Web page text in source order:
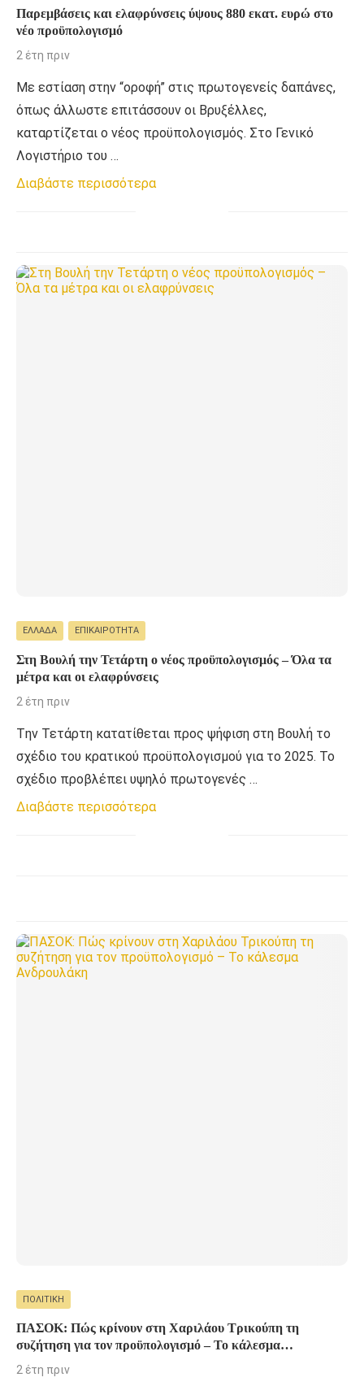
Παρεμβάσεις και ελαφρύνσεις ύψους 880 εκατ. ευρώ στο
νέο προϋπολογισμό
2 έτη πριν
Με εστίαση στην “οροφή” στις πρωτογενείς δαπάνες,
όπως άλλωστε επιτάσσουν οι Βρυξέλλες,
καταρτίζεται ο νέος προϋπολογισμός. Στο Γενικό
Λογιστήριο του …
Διαβάστε περισσότερα
ΕΛΛΆΔΑ ΕΠΙΚΑΙΡΌΤΗΤΑ
Στη Βουλή την Τετάρτη ο νέος προϋπολογισμός – Όλα τα
μέτρα και οι ελαφρύνσεις
2 έτη πριν
Tην Τετάρτη κατατίθεται προς ψήφιση στη Βουλή το
σχέδιο του κρατικού προϋπολογισμού για το 2025. Το
σχέδιο προβλέπει υψηλό πρωτογενές …
Διαβάστε περισσότερα
ΠΟΛΙΤΙΚΉ
ΠΑΣΟΚ: Πώς κρίνουν στη Χαριλάου Τρικούπη τη
συζήτηση για τον προϋπολογισμό – Το κάλεσμα
Ανδρουλάκη
2 έτη πριν